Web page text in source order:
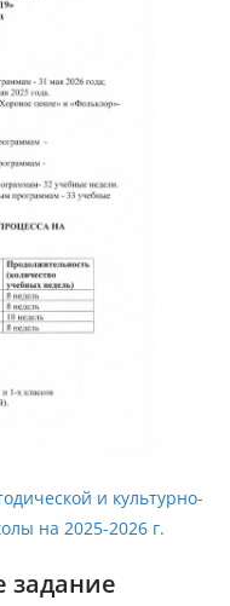
и культурно-
на 2025-2026 г.
задание